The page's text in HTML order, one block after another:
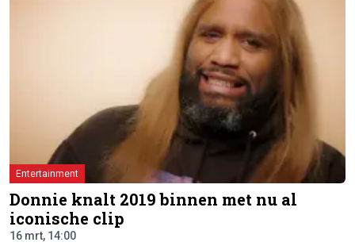
Entertainment
Donnie knalt 2019 binnen met nu al
iconische clip
16 mrt, 14:00